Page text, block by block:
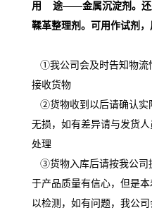
用
途——金属沉淀剂。
鞣革整理剂。可用作试剂，
①我公司会及时告知物流
接收货物
②货物收到以后请确认实
无损，如有差异请与发货
处理
③货物入库后请按我公司
于产品质量有信心，但是
以检测，如有问题，我公